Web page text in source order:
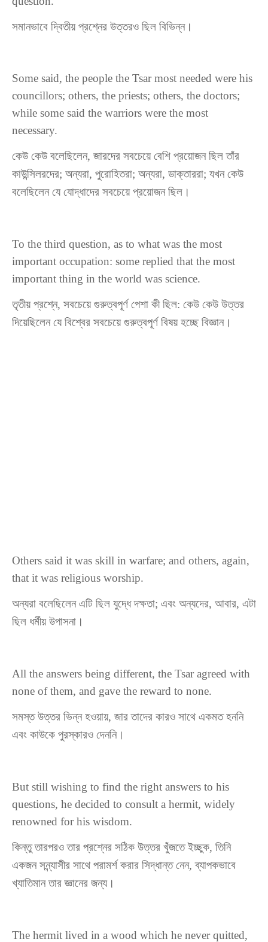
সমানভাবে দ্বিতীয় প্রশ্নের উত্তরও ছিল বিভিন্ন।
Some said, the people the Tsar most needed were his
councillors; others, the priests; others, the doctors;
while some said the warriors were the most
necessary.
কেউ কেউ বলেছিলেন, জারদের সবচেয়ে বেশি প্রয়োজন ছিল তাঁর
কাউন্সিলরদের; অন্যরা, পুরোহিতরা; অন্যরা, ডাক্তাররা; যখন কেউ
বলেছিলেন যে যোদ্ধাদের সবচেয়ে প্রয়োজন ছিল।
To the third question, as to what was the most
important occupation: some replied that the most
important thing in the world was science.
তৃতীয় প্রশ্নে, সবচেয়ে গুরুত্বপূর্ণ পেশা কী ছিল: কেউ কেউ উত্তর
দিয়েছিলেন যে বিশ্বের সবচেয়ে গুরুত্বপূর্ণ বিষয় হচ্ছে বিজ্ঞান।
Others said it was skill in warfare; and others, again,
that it was religious worship.
অন্যরা বলেছিলেন এটি ছিল যুদ্ধে দক্ষতা; এবং অন্যদের, আবার, এটা
ছিল ধর্মীয় উপাসনা।
All the answers being different, the Tsar agreed with
none of them, and gave the reward to none.
সমস্ত উত্তর ভিন্ন হওয়ায়, জার তাদের কারও সাথে একমত হননি
এবং কাউকে পুরস্কারও দেননি।
But still wishing to find the right answers to his
questions, he decided to consult a hermit, widely
renowned for his wisdom.
কিন্তু তারপরও তার প্রশ্নের সঠিক উত্তর খুঁজতে ইচ্ছুক, তিনি
একজন সন্ন্যাসীর সাথে পরামর্শ করার সিদ্ধান্ত নেন, ব্যাপকভাবে
খ্যাতিমান তার জ্ঞানের জন্য।
The hermit lived in a wood which he never quitted,